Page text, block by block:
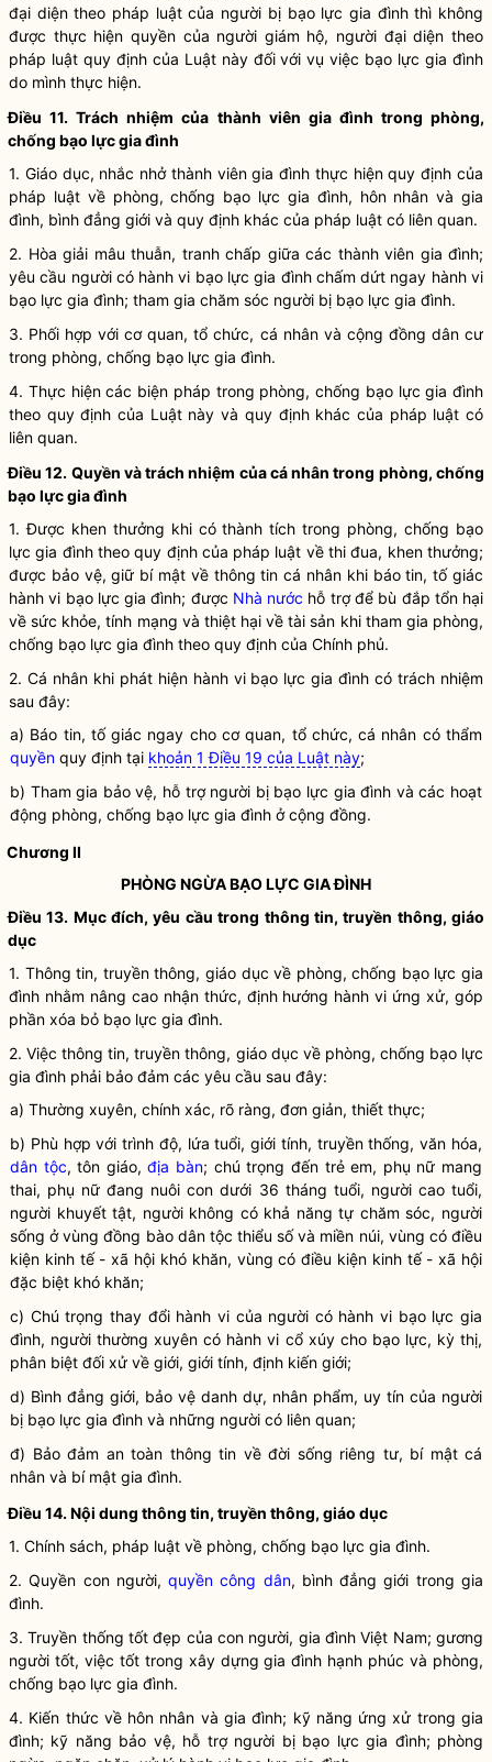
đại diện theo pháp luậtcủa người bị bạo lực gia đình thì không
được thực hiện quyền của người giám hộ, người đại diện theo
pháp luậtquy định của Luậtnày đối với vụ việc bạo lực gia đình
do mình thực hiện.
Điều 11. Trách nhiệm của thành viên gia đình trong phòng,
chống bạo lực gia đình
1. Giáo dục, nhắc nhở thành viên gia đình thực hiện quy định của
pháp luậtvề phòng, chống bạo lực gia đình, hôn nhân và gia
đình, bình đẳng giới và quy định khác của pháp luật có liên quan.
2. Hòa giải mâu thuẫn, tranh chấp giữa các thành viên gia đình;
yêu cầu người có hành vi bạo lực gia đìnhchấm dứt ngay hành vi
bạo lực gia đình; tham gia chăm sóc người bị bạo lực gia đình.
3. Phối hợp với cơ quan, tổ chức, cá nhân và cộng đồng dân cư
trong phòng, chống bạo lực gia đình.
4. Thực hiện các biện pháp trong phòng, chống bạo lực gia đình
theo quy định của Luậtnày và quy định khác của pháp luật có
liên quan.
Điều 12. Quyền và trách nhiệm của cá nhân trong phòng, chống
bạo lực gia đình
1. Được khen thưởng khi có thành tích trong phòng, chống bạo
lực gia đình theo quy định của pháp luật về thi đua, khen thưởng;
được bảo vệ, giữ bí mật về thông tin cá nhân khi báo tin, tố giác
hành vi bạo lực gia đình; được Nhà nước hỗ trợ để bù đắp tổn hại
về sức khỏe, tính mạng và thiệt hại về tài sản khi tham gia phòng,
chống bạo lực gia đình theo quy định của Chính phủ.
2. Cá nhân khi phát hiện hành vi bạo lực gia đình có trách nhiệm
sau đây:
a) Báo tin, tố giác ngay cho cơ quan, tổ chức, cá nhân có thẩm
quyền quy định tại khoản 1 Điều 19 của Luật này;
b) Tham gia bảo vệ, hỗ trợ người bị bạo lực gia đình và các hoạt
động phòng, chống bạo lực gia đình ở cộng đồng.
Chương II
PHÒNG NGỪABẠO LỰC GIA ĐÌNH
Điều 13. Mục đích, yêu cầu trong thông tin, truyền thông, giáo
dục
1. Thông tin, truyền thông, giáo dục về phòng, chống bạo lực gia
đình nhằm nâng cao nhận thức, định hướng hành vi ứng xử, góp
phần xóa bỏ bạo lực gia đình.
2. Việc thông tin, truyền thông, giáo dục về phòng, chống bạo lực
gia đình phải bảo đảm các yêu cầu sau đây:
a) Thường xuyên, chính xác, rõ ràng, đơn giản, thiết thực;
b) Phù hợp với trình độ, lứa tuổi, giới tính, truyền thống, văn hóa,
dân tộc, tôn giáo,địa bàn; chú trọng đến trẻ em, phụ nữ mang
thai, phụ nữ đang nuôi con dưới 36 tháng tuổi, người cao tuổi,
người khuyết tật, người không có khả năng tự chăm sóc, người
sống ở vùng đồng bào dân tộc thiểu số và miền núi, vùng có điều
kiện kinh tế - xã hội khó khăn, vùng có điều kiện kinh tế - xã hội
đặc biệt khó khăn;
c) Chú trọng thay đổi hành vi của người có hành vi bạo lực gia
đình, người thường xuyên có hành vi cổ xúy cho bạo lực, kỳ thị,
phân biệt đối xử về giới, giới tính, định kiến giới;
d) Bình đẳng giới, bảo vệ danh dự, nhân phẩm, uy tín của người
bị bạo lực gia đình và những người có liên quan;
đ) Bảo đảm an toàn thông tin về đời sống riêng tư, bí mật cá
nhân và bí mật gia đình.
Điều 14. Nội dung thông tin, truyền thông, giáo dục
1. Chính sách, pháp luật về phòng, chống bạo lực gia đình.
2. Quyền con người,quyền công dân, bình đẳng giới trong gia
đình.
3. Truyền thống tốt đẹp của con người, gia đình Việt Nam; gương
người tốt, việc tốt trong xây dựng gia đình hạnh phúc và phòng,
chống bạo lực gia đình.
4. Kiến thức về hôn nhân và gia đình; kỹ năng ứng xử trong gia
đình; kỹ năng bảo vệ, hỗ trợ người bị bạo lực gia đình; phòng